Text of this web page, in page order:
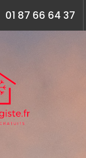
01 87 66 64 37